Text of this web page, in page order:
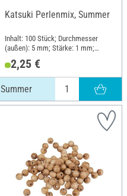
Katsuki Perlenmix, Summer
Inhalt: 100 Stück; Durchmesser
(außen): 5 mm; Stärke: 1 mm;
2,25 €
Summer